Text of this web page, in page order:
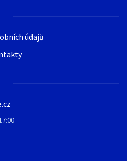
údajů